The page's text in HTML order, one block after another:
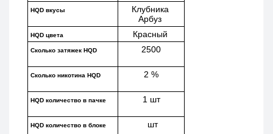
HQD вкусы
Клубника
Арбуз
HQD цвета Красный
Сколько затяжек HQD 2500
Сколько никотина HQD 2 %
HQD количество в пачке 1 шт
HQD количество в блоке шт